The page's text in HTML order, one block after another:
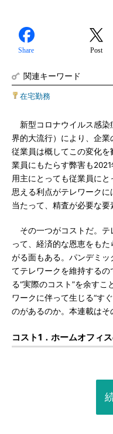
Share Post
関連キーワード
在宅勤務
新型コロナウイルス感染
界的大流行）により、企業
従業員は概してこの変化
業員にもたらす弊害も
用主にとっても従業員に
思える利点がテレワーク
当たって、精査が必要な要
その一つがコストだ。テ
って、経済的な恩恵をも
がる面もある。パンデミ
てテレワークを維持する
る“実際のコスト”を余す
ワークに伴って生じる“す
のがあるのか。本連載はそ
コスト1．ホームオフィ